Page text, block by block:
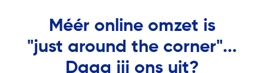
Méér online omzet is
"just around the corner"...
Daag jij ons uit?